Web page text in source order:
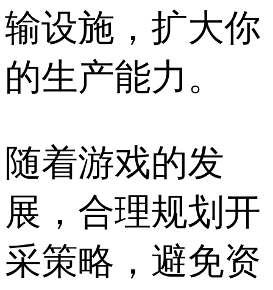
输设施，扩大你
的生产能力。
随着游戏的发
展，合理规划开
采策略，避免资